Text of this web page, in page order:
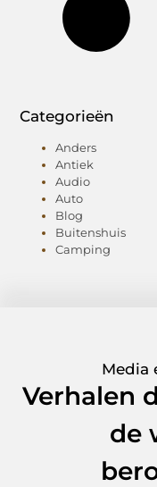
Categorieën
Anders
Antiek
Audio
Auto
Blog
Buitenshuis
Camping
Media
Verhalen
de